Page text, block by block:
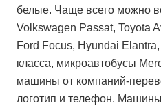
белые. Чаще всего можно
Volkswagen Passat, Toyota
Ford Focus, Hyundai
класса, микроавтобусы
машины от компаний-
логотип и телефон.